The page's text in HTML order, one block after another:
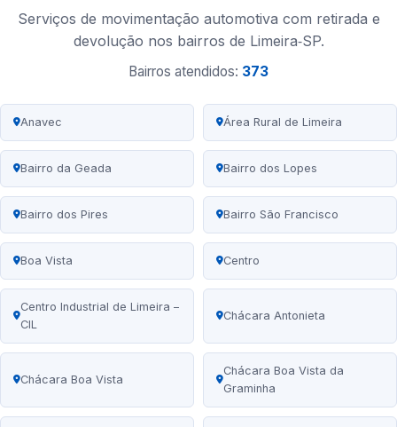
Serviços de movimentação automotiva com retirada e
devolução nos bairros de Limeira‑SP.
Bairros atendidos: 373
Anavec Área Rural de Limeira
Bairro da Geada Bairro dos Lopes
Bairro dos Pires Bairro São Francisco
Boa Vista Centro
Centro Industrial de Limeira –
CIL
Chácara Antonieta
Chácara Boa Vista
Chácara Boa Vista da
Graminha